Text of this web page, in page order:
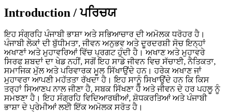
Introduction / ਪਰਿਚਯ
ਇਹ ਸੰਗ੍ਰਹਿ ਪੰਜਾਬੀ ਭਾਸ਼ਾ ਅਤੇ ਸਭਿਆਚਾਰ ਦੀ ਅਮੋਲਕ ਧਰੋਹਰ ਹੈ।
ਪੰਜਾਬੀ ਲੋਕਾਂ ਦੀ ਬੁੱਧੀਮਤਾ, ਜੀਵਨ ਅਨੁਭਵ ਅਤੇ ਦੂਰਦਰਸ਼ੀ ਸੋਚ ਇਨ੍ਹਾਂ
ਅਖਾਣਾਂ ਅਤੇ ਮੁਹਾਵਰਿਆਂ ਵਿੱਚ ਪ੍ਰਗਟ ਹੁੰਦੀ ਹੈ। ਅਖਾਣ ਅਤੇ ਮੁਹਾਵਰੇ
ਸਿਰਫ ਸ਼ਬਦਾਂ ਦਾ ਖੇਡ ਨਹੀਂ, ਸਗੋਂ ਇਹ ਸਾਡੇ ਜੀਵਨ ਵਿਚ ਸੱਚਾਈ, ਨੈਤਿਕਤਾ,
ਸਮਾਜਿਕ ਮੁੱਲ ਅਤੇ ਪਰਿਵਾਰਕ ਮੂਲ ਸਿੱਖਾਉਂਦੇ ਹਨ। ਹਰੇਕ ਅਖਾਣ ਜਾਂ
ਮੁਹਾਵਰਾ ਆਪਣੀ ਮਹੱਤਤਾ ਰੱਖਦਾ ਹੈ। ਇਹ ਸਾਨੂੰ ਸਿਖਾਉਂਦੇ ਹਨ ਕਿ ਕਿਸ
ਤਰ੍ਹਾਂ ਸਿਆਣਪ ਨਾਲ ਜੀਣਾ ਹੈ, ਸਬਕ ਸਿੱਖਣਾ ਹੈ ਅਤੇ ਜੀਵਨ ਦੇ ਹਰ ਪਹਲੂ ਨੂੰ
ਸਮਝਣਾ ਹੈ। ਇਹ ਸੰਗ੍ਰਹਿ ਵਿਦਿਆਰਥੀਆਂ, ਸ਼ੋਧਕਰਤਿਆਂ ਅਤੇ ਪੰਜਾਬੀ
ਭਾਸ਼ਾ ਦੇ ਪ੍ਰੇਮੀਆਂ ਲਈ ਇੱਕ ਅਮੋਲਕ ਸਰੋਤ ਹੈ।